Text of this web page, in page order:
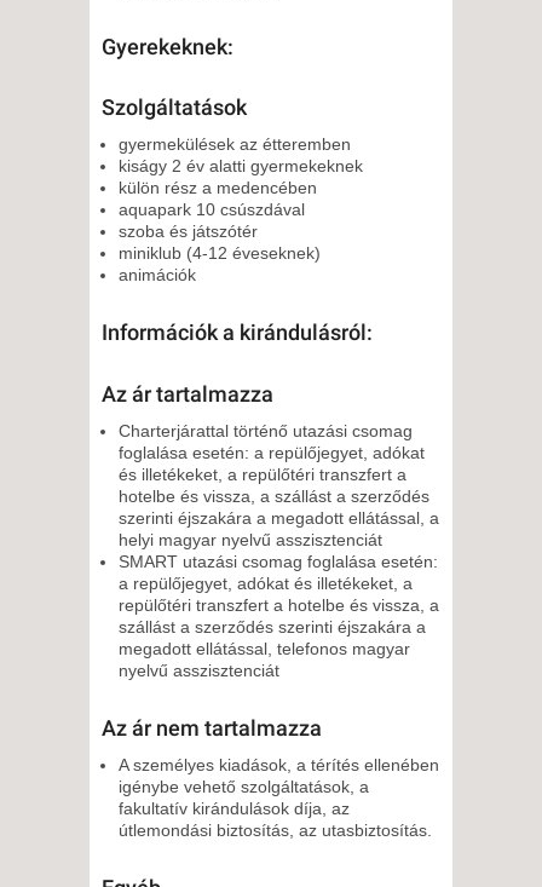
Gyerekeknek:
Szolgáltatások
gyermekülések az étteremben
kiságy 2 év alatti gyermekeknek
külön rész a medencében
aquapark 10 csúszdával
szoba és játszótér
miniklub (4-12 éveseknek)
animációk
Információk a kirándulásról:
Az ár tartalmazza
Charterjárattal történő utazási csomag
foglalása esetén: a repülőjegyet, adókat
és illetékeket, a repülőtéri transzfert a
hotelbe és vissza, a szállást a szerződés
szerinti éjszakára a megadott ellátással, a
helyi magyar nyelvű asszisztenciát
SMART utazási csomag foglalása esetén:
a repülőjegyet, adókat és illetékeket, a
repülőtéri transzfert a hotelbe és vissza, a
szállást a szerződés szerinti éjszakára a
megadott ellátással, telefonos magyar
nyelvű asszisztenciát
Az ár nem tartalmazza
A személyes kiadások, a térítés ellenében
igénybe vehető szolgáltatások, a
fakultatív kirándulások díja, az
útlemondási biztosítás, az utasbiztosítás.